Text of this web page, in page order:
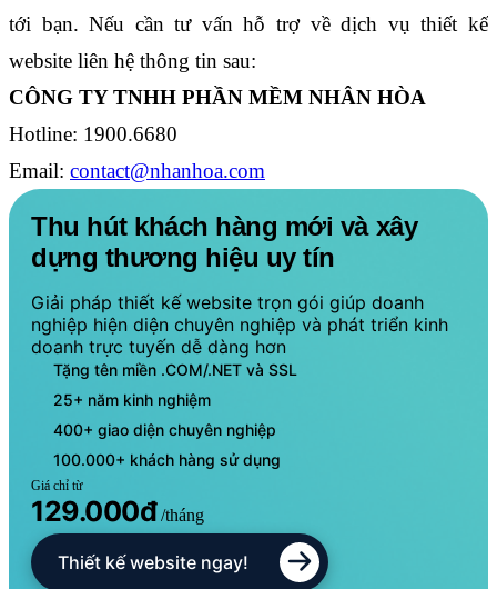
tới bạn. Nếu cần tư vấn hỗ trợ về dịch vụ thiết kế
website liên hệ thông tin sau:
CÔNG TY TNHH PHẦN MỀM NHÂN HÒA
Hotline: 1900.6680
Email: contact@nhanhoa.com
Thu hút khách hàng mới và xây
dựng thương hiệu uy tín
Giải pháp thiết kế website trọn gói giúp doanh
nghiệp hiện diện chuyên nghiệp và phát triển kinh
doanh trực tuyến dễ dàng hơn
Tặng tên miền .COM/.NET và SSL
25+ năm kinh nghiệm
400+ giao diện chuyên nghiệp
100.000+ khách hàng sử dụng
Giá chỉ từ
129.000đ /tháng
Thiết kế website ngay!